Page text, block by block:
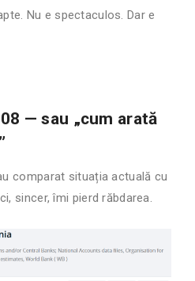
Nu e spectaculos. Dar e
— sau „cum arată
comparat situația actuală cu
sincer, îmi pierd răbdarea.